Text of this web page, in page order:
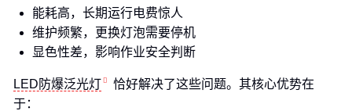
能耗高，长期运行电费惊人
维护频繁，更换灯泡需要停机
显色性差，影响作业安全判断
LED防爆泛光灯
恰好解决了这些问题。其核心优势在
于：